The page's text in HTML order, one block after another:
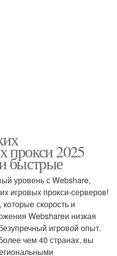
прокси 2025
быстрые
уровень с Webshare,
игровых прокси-серверов!
скорость и
Webshareи низкая
игровой опыт.
чем 40 странах, вы